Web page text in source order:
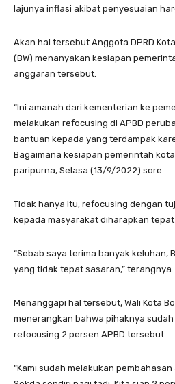
lajunya inflasi akibat penyesuaian
Akan hal tersebut Anggota DPRD
(BW) menanyakan kesiapan
anggaran tersebut.
“Ini amanah dari kementerian ke
melakukan refocusing di APBD
bantuan kepada yang terdampak
Bagaimana kesiapan pemerintah
paripurna, Selasa (13/9/2022) sore.
Tidak hanya itu, refocusing dengan
kepada masyarakat diharapkan
“Sebab saya terima banyak keluhan,
yang tidak tepat sasaran,” terangnya.
Menanggapi hal tersebut, Wali Kota
menerangkan bahwa pihaknya
refocusing 2 persen APBD tersebut.
“Kami sudah melakukan